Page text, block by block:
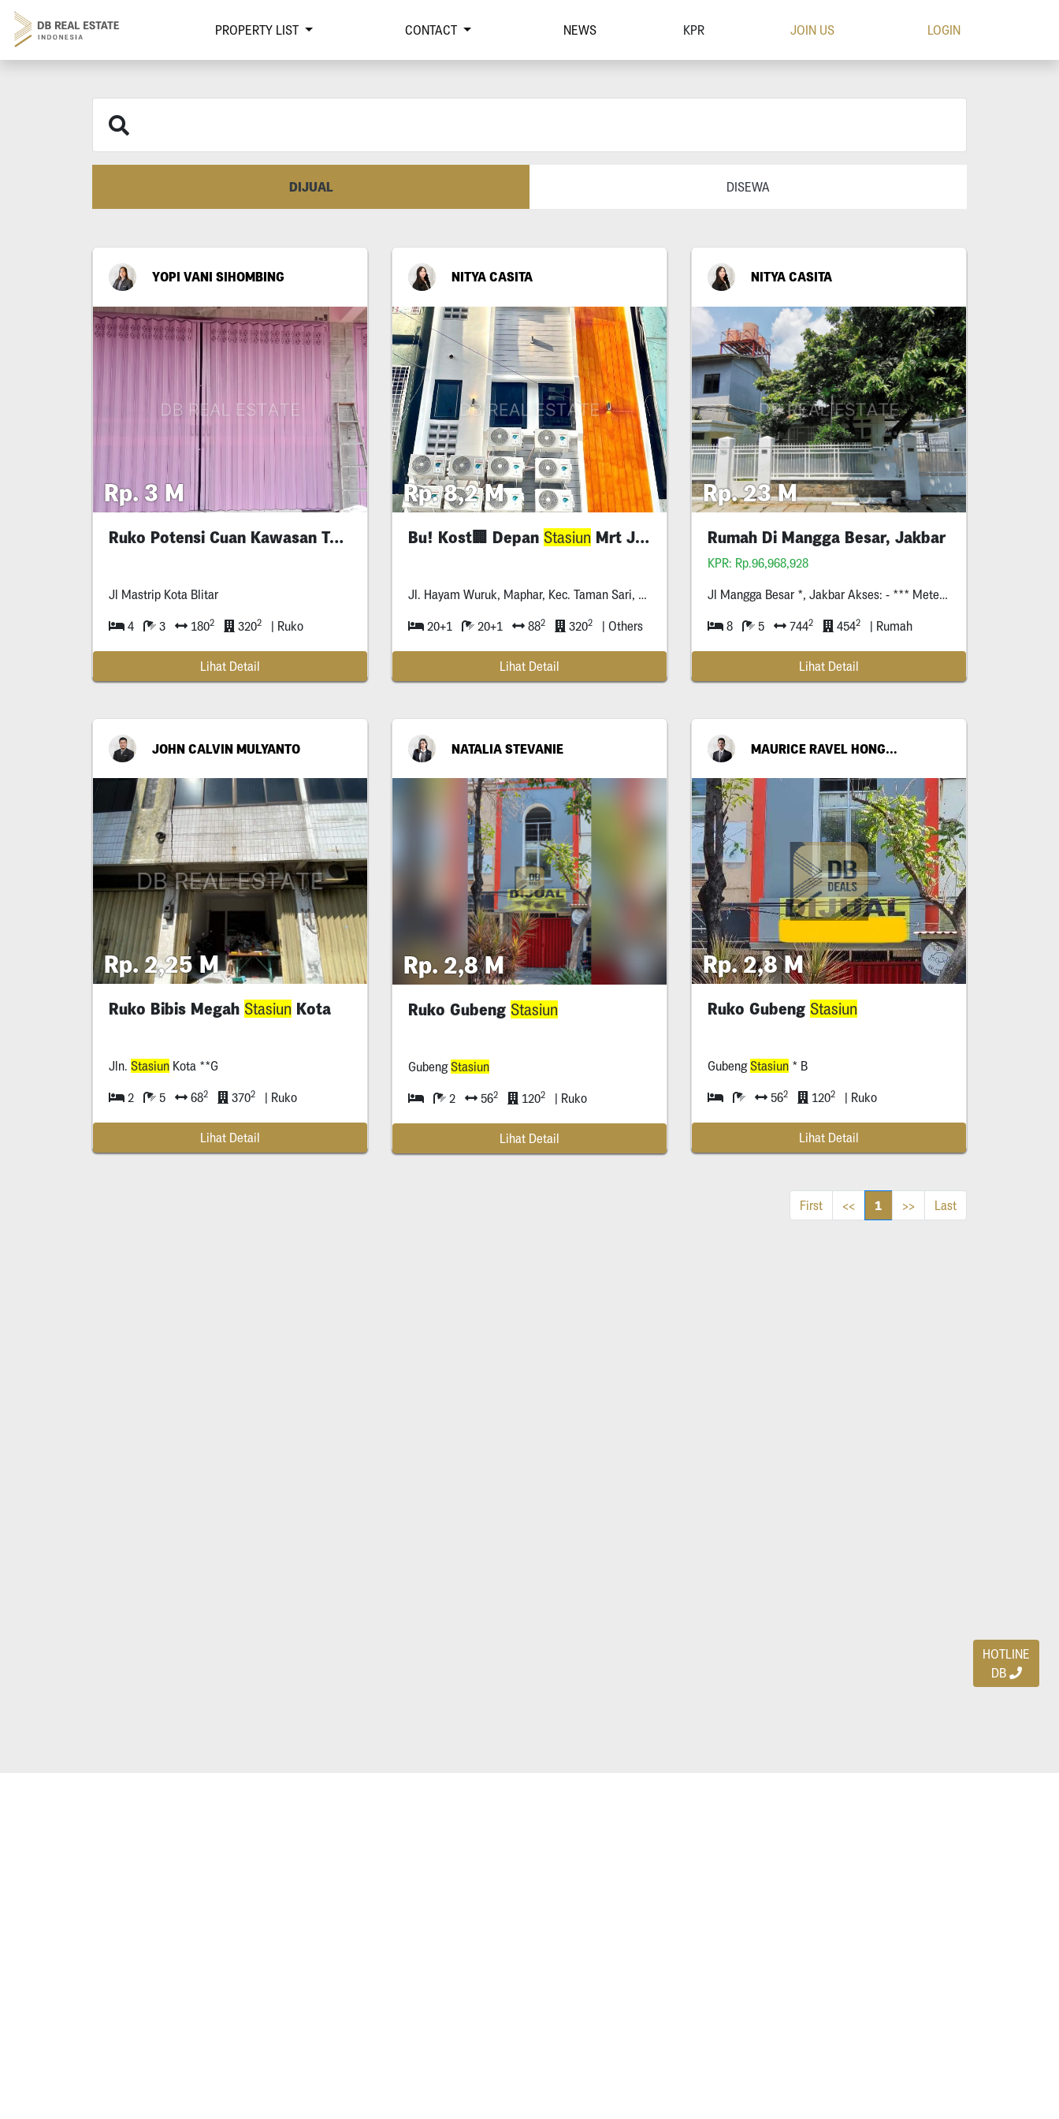
PROPERTY LIST CONTACT NEWS KPR JOIN US LOGIN
DIJUAL DISEWA
YOPI VANI SIHOMBING
Rp. 3 M
Ruko Potensi Cuan Kawasan Toko & Stasiun
Jl Mastrip Kota Blitar
4 3 1802 3202 | Ruko
Lihat Detail
NITYA CASITA
Rp. 8,2 M
Bu! Kost🏢 Depan Stasiun Mrt Jakbar
Jl. Hayam Wuruk, Maphar, Kec. Taman Sari, Kota Jakarta Barat, Daerah Khusus Ibukota Jakarta *****
20+1 20+1 882 3202 | Others
Lihat Detail
NITYA CASITA
Rp. 23 M
Rumah Di Mangga Besar, Jakbar
KPR: Rp.96,968,928
Jl Mangga Besar *, Jakbar Akses: - *** Meter Ke Jalan Raya Mangga Besar - *** Meter Ke Lokasari - *** Meter Ke Halte Busway Olimo - *** Meter Ke
8 5 7442 4542 | Rumah
Lihat Detail
JOHN CALVIN MULYANTO
Rp. 2,25 M
Ruko Bibis Megah Stasiun Kota
Jln. Stasiun Kota **G
2 5 682 3702 | Ruko
Lihat Detail
NATALIA STEVANIE
Rp. 2,8 M
Ruko Gubeng Stasiun
GubengStasiun
2 562 1202 | Ruko
Lihat Detail
MAURICE RAVEL HONGGOPUTRA
Rp. 2,8 M
Ruko Gubeng Stasiun
GubengStasiun * B
562 1202 | Ruko
Lihat Detail
First << 1 >> Last
HOTLINE
DB